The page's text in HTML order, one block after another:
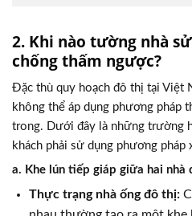
2. Khi nào tường nhà
chống thấm ngược?
Đặc thù quy hoạch đô thị tại Việt
không thể áp dụng phương pháp
trong. Dưới đây là những trường
khách phải sử dụng phương pháp
a. Khe lún tiếp giáp giữa hai nhà
Thực trạng nhà ống đô thị: